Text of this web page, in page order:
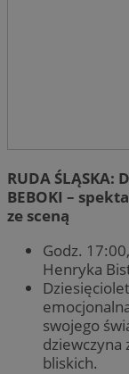
RUDA ŚLĄSKA:
BEBOKI –
ze sceną
Godz.
Henryka
swojego
dziewczyna
bliskich.